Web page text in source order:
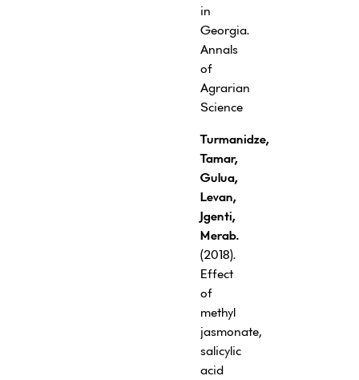
in
Georgia.
Annals
of
Agrarian
Science
Turmanidze,
Tamar,
Gulua,
Levan,
Jgenti,
Merab.
(2018).
Effect
of
methyl
jasmonate,
salicylic
acid